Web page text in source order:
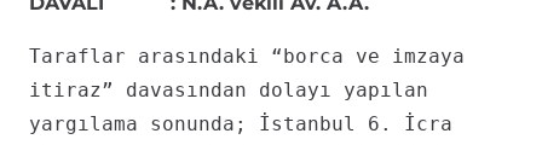
Taraflar arasındaki “borca ve imzaya
itiraz” davasından dolayı yapılan
yargılama sonunda; İstanbul 6. İcra